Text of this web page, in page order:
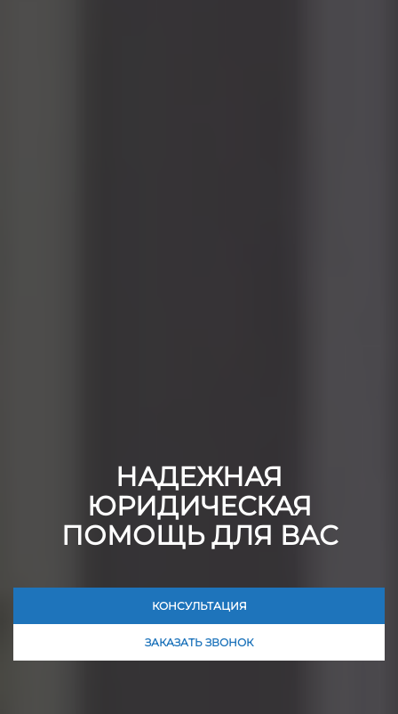
НАДЕЖНАЯ
ЮРИДИЧЕСКАЯ
ПОМОЩЬ ДЛЯ ВАС
КОНСУЛЬТАЦИЯ
ЗАКАЗАТЬ ЗВОНОК